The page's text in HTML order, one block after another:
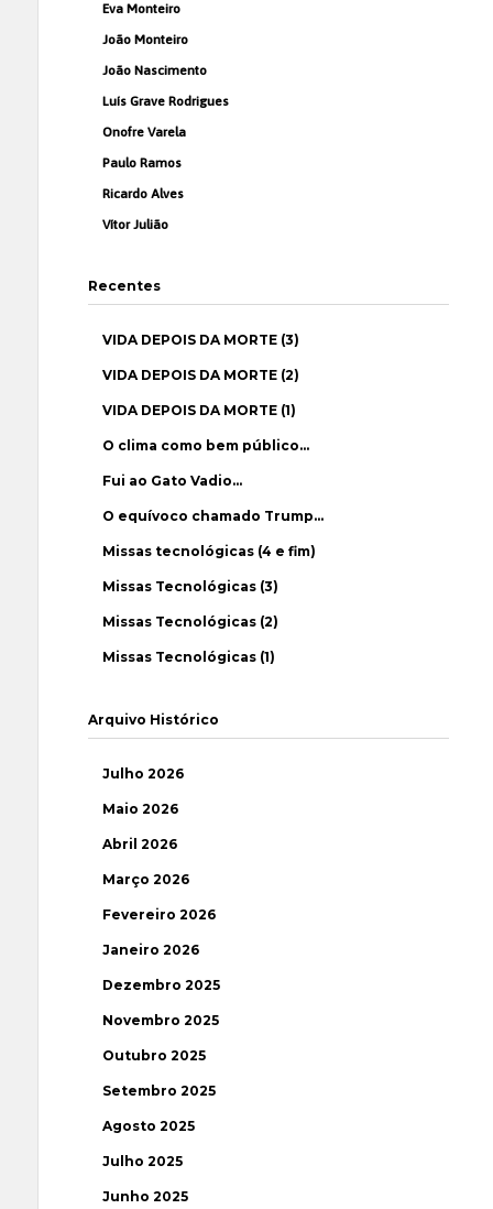
Eva Monteiro
João Monteiro
João Nascimento
Luís Grave Rodrigues
Onofre Varela
Paulo Ramos
Ricardo Alves
Vítor Julião
Recentes
VIDA DEPOIS DA MORTE (3)
VIDA DEPOIS DA MORTE (2)
VIDA DEPOIS DA MORTE (1)
O clima como bem público…
Fui ao Gato Vadio…
O equívoco chamado Trump…
Missas tecnológicas (4 e fim)
Missas Tecnológicas (3)
Missas Tecnológicas (2)
Missas Tecnológicas (1)
Arquivo Histórico
Julho 2026
Maio 2026
Abril 2026
Março 2026
Fevereiro 2026
Janeiro 2026
Dezembro 2025
Novembro 2025
Outubro 2025
Setembro 2025
Agosto 2025
Julho 2025
Junho 2025